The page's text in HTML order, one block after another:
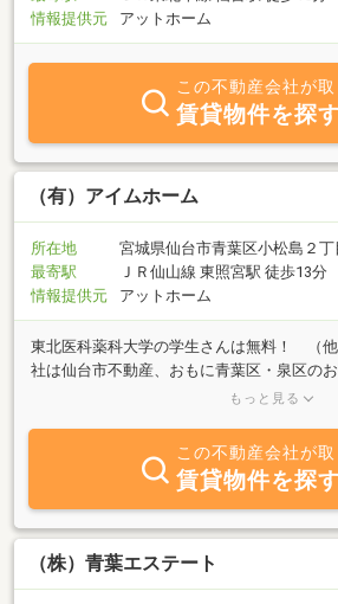
情報提供元
アットホーム
この不動産会社が取
賃貸物件を探
（有）アイムホーム
所在地
宮城県仙台市青葉区小松島２丁
最寄駅
ＪＲ仙山線 東照宮駅 徒歩13分
情報提供元
アットホーム
東北医科薬科大学の学生さんは無料！ （
社は仙台市不動産、おもに青葉区・泉区の
理を業務としています。１Ｋを中心とした
貸から一戸建ての売買まで、住まいに関す
のことならどんなことでも「アイムホーム
い。 有限会社 アイムホ
林 豪
もっと見る
この不動産会社が取
賃貸物件を探
（株）青葉エステート